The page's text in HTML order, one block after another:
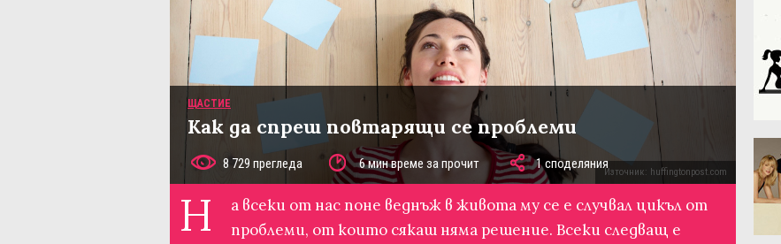
Източник: huffingtonpost.com
ЩАСТИЕ
Как да спреш повтарящи се проблеми
8 729 прегледа 6 мин време за прочит 1 споделяния
Н
а всеки от нас поне веднъж в живота му се е случвал цикъл от
проблеми, от които сякаш няма решение. Всеки следващ е